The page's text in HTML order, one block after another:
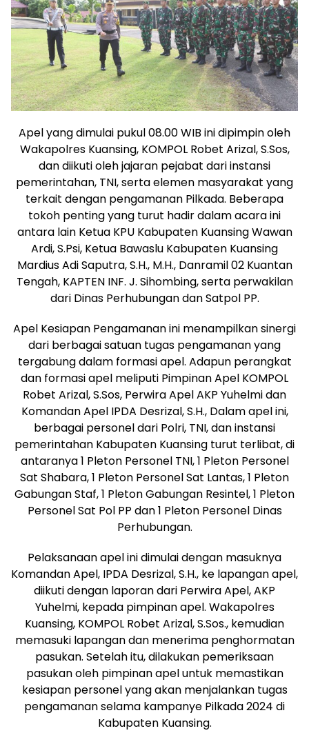
Apel yang dimulai pukul 08.00 WIB ini dipimpin oleh
Wakapolres Kuansing, KOMPOL Robet Arizal, S.Sos,
dan diikuti oleh jajaran pejabat dari instansi
pemerintahan, TNI, serta elemen masyarakat yang
terkait dengan pengamanan Pilkada. Beberapa
tokoh penting yang turut hadir dalam acara ini
antara lain Ketua KPU Kabupaten Kuansing Wawan
Ardi, S.Psi, Ketua Bawaslu Kabupaten Kuansing
Mardius Adi Saputra, S.H., M.H., Danramil 02 Kuantan
Tengah, KAPTEN INF. J. Sihombing, serta perwakilan
dari Dinas Perhubungan dan Satpol PP.
Apel Kesiapan Pengamanan ini menampilkan sinergi
dari berbagai satuan tugas pengamanan yang
tergabung dalam formasi apel. Adapun perangkat
dan formasi apel meliputi Pimpinan Apel KOMPOL
Robet Arizal, S.Sos, Perwira Apel AKP Yuhelmi dan
Komandan Apel IPDA Desrizal, S.H., Dalam apel ini,
berbagai personel dari Polri, TNI, dan instansi
pemerintahan Kabupaten Kuansing turut terlibat, di
antaranya 1 Pleton Personel TNI, 1 Pleton Personel
Sat Shabara, 1 Pleton Personel Sat Lantas, 1 Pleton
Gabungan Staf, 1 Pleton Gabungan Resintel, 1 Pleton
Personel Sat Pol PP dan 1 Pleton Personel Dinas
Perhubungan.
Pelaksanaan apel ini dimulai dengan masuknya
Komandan Apel, IPDA Desrizal, S.H., ke lapangan apel,
diikuti dengan laporan dari Perwira Apel, AKP
Yuhelmi, kepada pimpinan apel. Wakapolres
Kuansing, KOMPOL Robet Arizal, S.Sos., kemudian
memasuki lapangan dan menerima penghormatan
pasukan. Setelah itu, dilakukan pemeriksaan
pasukan oleh pimpinan apel untuk memastikan
kesiapan personel yang akan menjalankan tugas
pengamanan selama kampanye Pilkada 2024 di
Kabupaten Kuansing.